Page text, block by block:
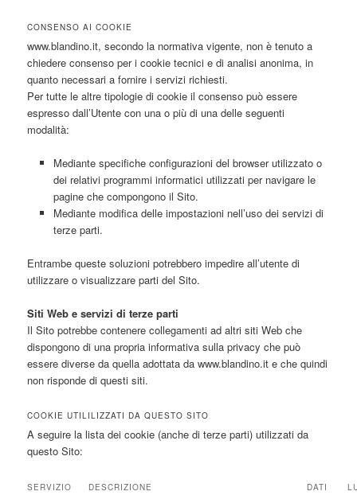
CONSENSO AI COOKIE
www.blandino.it, secondo la normativa vigente, non è tenuto a
chiedere consenso per i cookie tecnici e di analisi anonima, in
quanto necessari a fornire i servizi richiesti.
Per tutte le altre tipologie di cookie il consenso può essere
espresso dall’Utente con una o più di una delle seguenti
modalità:
Mediante specifiche configurazioni del browser utilizzato o
dei relativi programmi informatici utilizzati per navigare le
pagine che compongono il Sito.
Mediante modifica delle impostazioni nell’uso dei servizi di
terze parti.
Entrambe queste soluzioni potrebbero impedire all’utente di
utilizzare o visualizzare parti del Sito.
Siti Web e servizi di terze parti
Il Sito potrebbe contenere collegamenti ad altri siti Web che
dispongono di una propria informativa sulla privacy che può
essere diverse da quella adottata da www.blandino.it e che quindi
non risponde di questi siti.
COOKIE UTILILIZZATI DA QUESTO SITO
A seguire la lista dei cookie (anche di terze parti) utilizzati da
questo Sito:
SERVIZIO DESCRIZIONE DATI